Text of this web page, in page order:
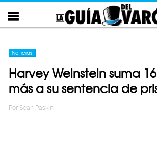
Noticias
Harvey Weinstein suma
más a su sentencia de
Por Sean Paskin